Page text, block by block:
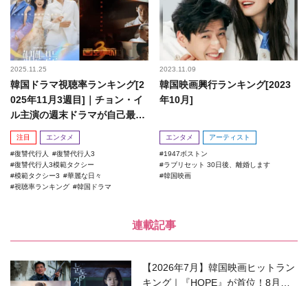
2025.11.25
韓国ドラマ視聴率ランキング[2
025年11月3週目]｜チョン・イ
ル主演の週末ドラマが自己最高
記録を更新！
注目 エンタメ
復讐代行人
復讐代行人3
復讐代行人3模範タクシー
模範タクシー3
華麗な日々
視聴率ランキング
韓国ドラマ
2023.11.09
韓国映画興行ランキング[2023
年10月]
エンタメ アーティスト
1947ボストン
ラブリセット 30日後、離婚します
韓国映画
連載記事
【2026年7月】韓国映画ヒットラン
キング｜『HOPE』が首位！8月公